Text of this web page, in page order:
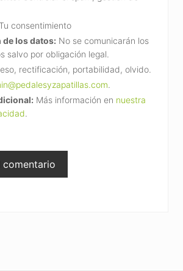
consentimiento
los datos: No se comunicarán los
salvo por obligación legal.
rectificación, portabilidad, olvido.
.
Más información en nuestra
.